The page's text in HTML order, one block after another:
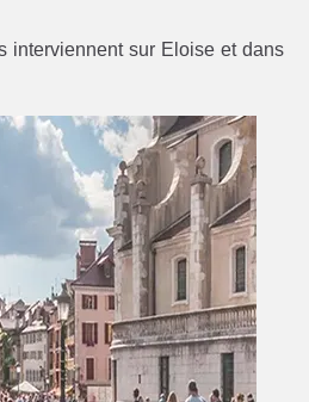
interviennent sur Eloise et dans